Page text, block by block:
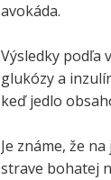
avokáda.
Výsledky podľa
glukózy a
keď jedlo
Je známe, že
strave bohatej